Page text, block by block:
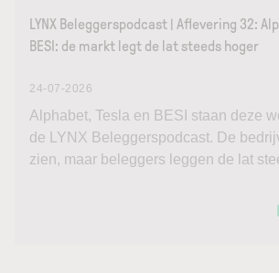
LYNX Beleggerspodcast | Aflevering 32:
BESI: de markt legt de lat steeds hoger
24-07-2026
Alphabet, Tesla en BESI staan deze
de LYNX Beleggerspodcast. De
zien, maar beleggers leggen de lat